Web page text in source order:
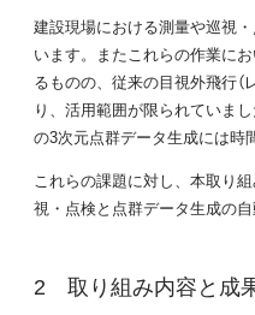
建設現場における測量や巡視
います。またこれらの作業に
るものの、従来の目視外飛行（
り、活用範囲が限られていま
の3次元点群データ生成には時
これらの課題に対し、本取り
視・点検と点群データ生成の自
取り組み内容と成